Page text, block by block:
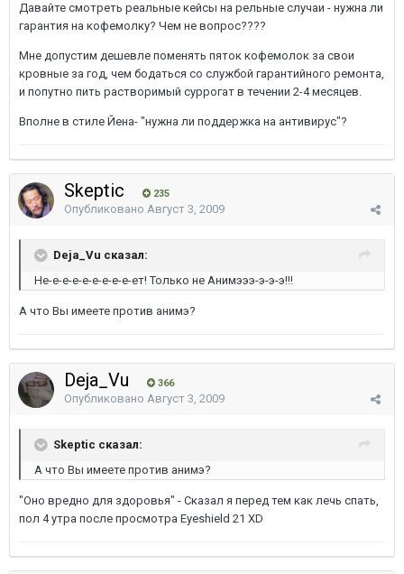
Давайте смотреть реальные кейсы на рельные случаи - нужна ли
гарантия на кофемолку? Чем не вопрос????
Мне допустим дешевле поменять пяток кофемолок за свои
кровные за год, чем бодаться со службой гарантийного ремонта,
и попутно пить растворимый суррогат в течении 2-4 месяцев.
Вполне в стиле Йена- "нужна ли поддержка на антивирус"?
Skeptic 235
Опубликовано Август 3, 2009
Deja_Vu сказал:
Не-е-е-е-е-е-е-е-е-ет! Только не Анимэээ-э-э-э!!!
А что Вы имеете против анимэ?
Deja_Vu 366
Опубликовано Август 3, 2009
Skeptic сказал:
А что Вы имеете против анимэ?
"Оно вредно для здоровья" - Сказал я перед тем как лечь спать,
пол 4 утра после просмотра Eyeshield 21 XD